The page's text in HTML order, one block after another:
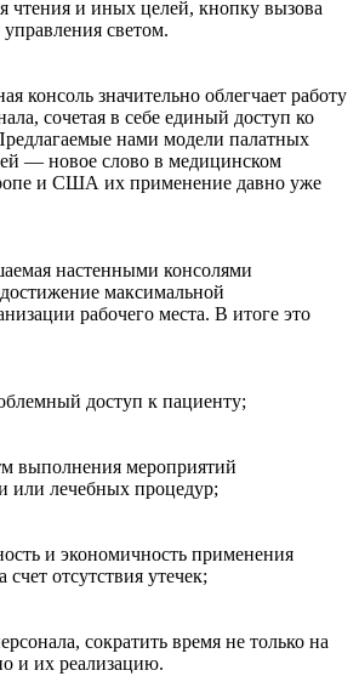
чтения и иных целей, кнопку вызова
светом.
консоль значительно облегчает работу
сочетая в себе единый доступ ко
нами модели палатных
— новое слово в медицинском
и США их применение давно уже
настенными консолями
максимальной
рабочего места. В итоге это
доступ к пациенту;
выполнения мероприятий
или лечебных процедур;
и экономичность применения
отсутствия утечек;
сократить время не только на
и их реализацию.